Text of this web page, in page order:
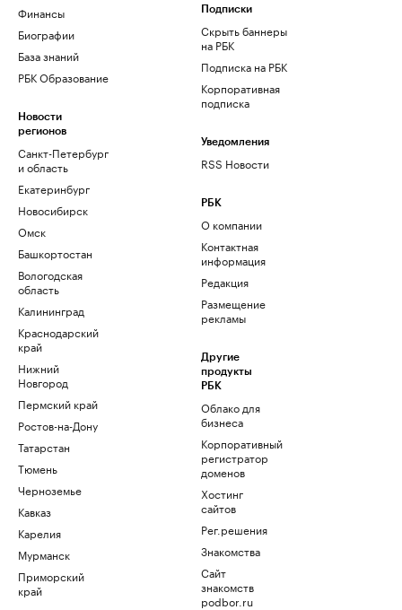
Финансы
Биографии
База знаний
РБК Образование
Новости
регионов
Санкт-Петербург
и область
Екатеринбург
Новосибирск
Омск
Башкортостан
Вологодская
область
Калининград
Краснодарский
край
Нижний
Новгород
Пермский край
Ростов-на-Дону
Татарстан
Тюмень
Черноземье
Кавказ
Карелия
Мурманск
Приморский
край
Подписки
Скрыть баннеры
на РБК
Подписка на РБК
Корпоративная
подписка
Уведомления
RSS Новости
РБК
О компании
Контактная
информация
Редакция
Размещение
рекламы
Другие
продукты
РБК
Облако для
бизнеса
Корпоративный
регистратор
доменов
Хостинг
сайтов
Рег.решения
Знакомства
Сайт
знакомств
podbor.ru